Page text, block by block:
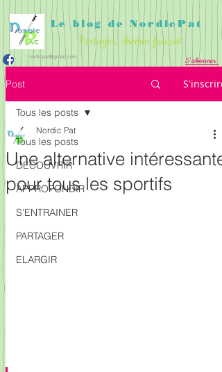
Le blog de NordicPat
Partager, chemin faisant
nordicpat@gmail.com S'abonner
S'ENTRAINER ELARGIR
Post S'inscrire
Tous les posts
DECOUVRIR
APPROFONDIR
S'ENTRAINER
PARTAGER
ELARGIR
Tous les posts
Une alternative intéressante
pour tous les sportifs
Nordic Pat